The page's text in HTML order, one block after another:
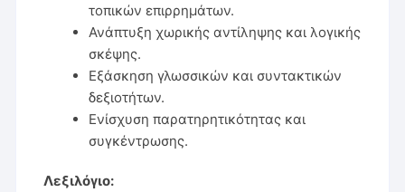
τοπικών επιρρημάτων.
Ανάπτυξη χωρικής αντίληψης και λογικής
σκέψης.
Εξάσκηση γλωσσικών και συντακτικών
δεξιοτήτων.
Ενίσχυση παρατηρητικότητας και
συγκέντρωσης.
Λεξιλόγιο: